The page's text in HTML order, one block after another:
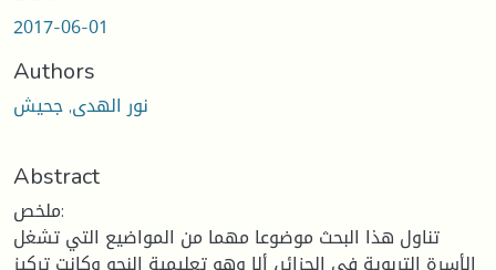
2017-06-01
Authors
نور الهدى, جحيش
Abstract
ملخص:
تناول هذا البحث موضوعا مهما من المواضيع التي تشغل